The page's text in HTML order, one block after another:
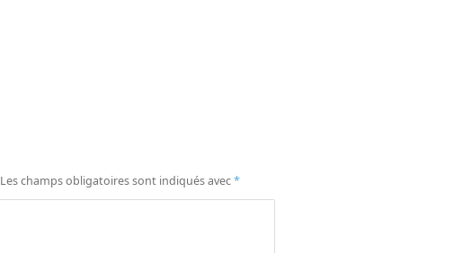
Les champs obligatoires sont indiqués avec*